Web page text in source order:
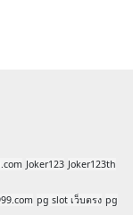
Joker123 Joker123th
pg slot เว็บตรง pg